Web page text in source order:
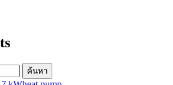
ค้นหา